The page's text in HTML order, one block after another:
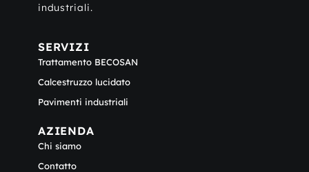
industriali.
SERVIZI
Trattamento BECOSAN
Calcestruzzo lucidato
Pavimenti industriali
AZIENDA
Chi siamo
Contatto